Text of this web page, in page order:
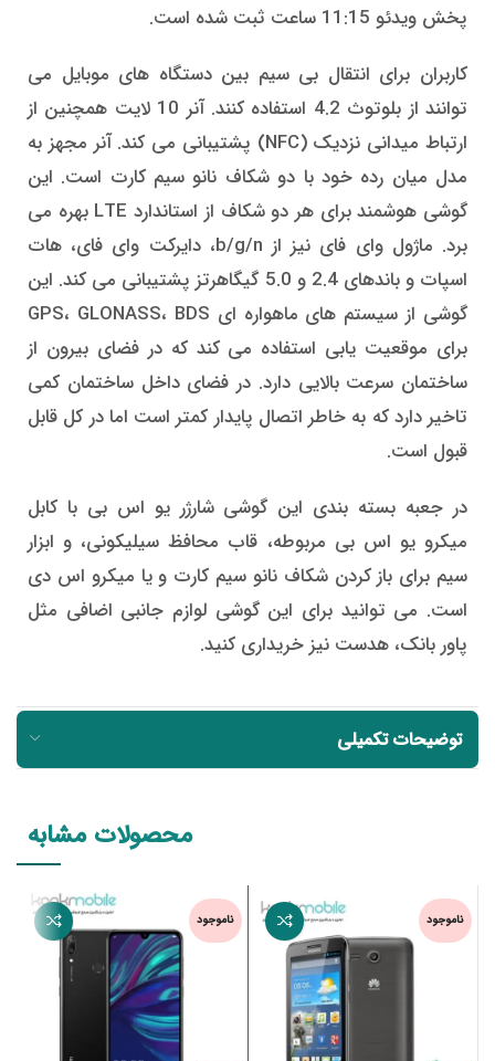
پخش ویدئو 11:15 ساعت ثبت شده است.
کاربران برای انتقال بی سیم بین دستگاه های موبایل می
توانند از بلوتوث 4.2 استفاده کنند. آنر 10 لایت همچنین از
ارتباط میدانی نزدیک (NFC) پشتیبانی می کند. آنر مجهز به
مدل میان رده خود با دو شکاف نانو سیم کارت است. این
گوشی هوشمند برای هر دو شکاف از استاندارد LTE بهره می
برد. ماژول وای فای نیز از b/g/n، دایرکت وای فای، هات
اسپات و باندهای 2.4 و 5.0 گیگاهرتز پشتیبانی می کند. این
گوشی از سیستم های ماهواره ای GPS، GLONASS، BDS
برای موقعیت یابی استفاده می کند که در فضای بیرون از
ساختمان سرعت بالایی دارد. در فضای داخل ساختمان کمی
تاخیر دارد که به خاطر اتصال پایدار کمتر است اما در کل قابل
قبول است.
در جعبه بسته بندی این گوشی شارژر یو اس بی با کابل
میکرو یو اس بی مربوطه، قاب محافظ سیلیکونی، و ابزار
سیم برای باز کردن شکاف نانو سیم کارت و یا میکرو اس دی
است. می توانید برای این گوشی لوازم جانبی اضافی مثل
پاور بانک، هدست نیز خریداری کنید.
توضیحات تکمیلی
محصولات مشابه
ناموجود ناموجود